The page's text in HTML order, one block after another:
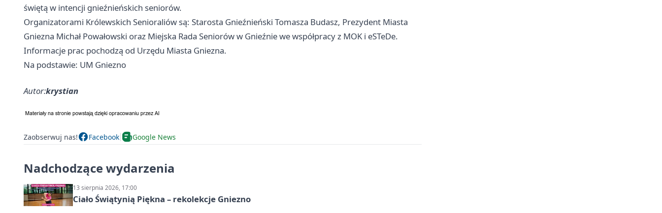
świętą w intencji gnieźnieńskich seniorów.
Organizatorami Królewskich Senioraliów są: Starosta Gnieźnieński Tomasza Budasz, Prezydent Miasta
Gniezna Michał Powałowski oraz Miejska Rada Seniorów w Gnieźnie we współpracy z MOK i eSTeDe.
Informacje prac pochodzą od Urzędu Miasta Gniezna.
Na podstawie: UM Gniezno
Autor:krystian
Zaobserwuj nas! Facebook Google News
Nadchodzące wydarzenia
13 sierpnia 2026, 17:00
Ciało Świątynią Piękna – rekolekcje Gniezno